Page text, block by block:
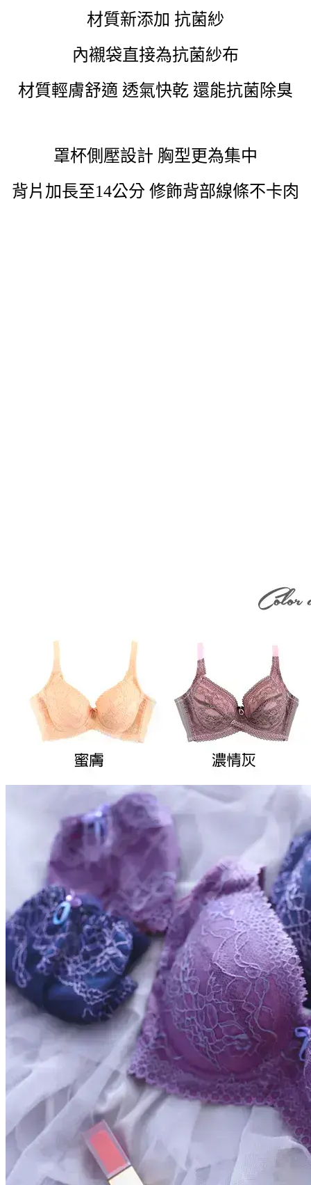
材質新添加 抗菌紗
內襯袋直接為抗菌紗布
材質輕膚舒適 透氣快乾 還能抗菌除臭
罩杯側壓設計 胸型更為集中
背片加長至14公分 修飾背部線條不卡肉